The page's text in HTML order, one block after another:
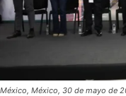
México, México, 30 de mayo de